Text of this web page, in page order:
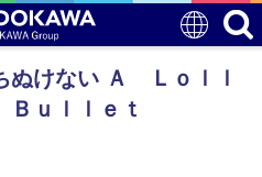
ぬけない Ａ Ｌｏｌｌ
ｕｌｌｅｔ